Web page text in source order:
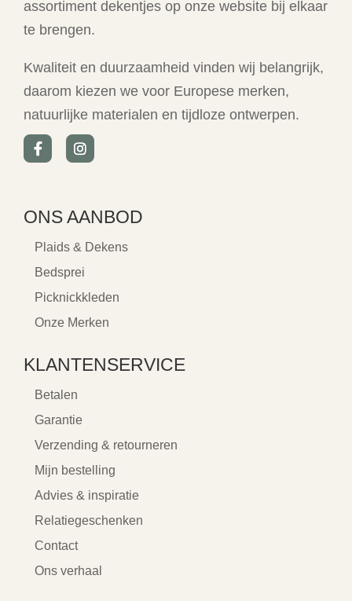
assortiment dekentjes op onze website bij elkaar
te brengen.
Kwaliteit en duurzaamheid vinden wij belangrijk,
daarom kiezen we voor Europese merken,
natuurlijke materialen en tijdloze ontwerpen.
ONS AANBOD
Plaids & Dekens
Bedsprei
Picknickkleden
Onze Merken
KLANTENSERVICE
Betalen
Garantie
Verzending & retourneren
Mijn bestelling
Advies & inspiratie
Relatiegeschenken
Contact
Ons verhaal